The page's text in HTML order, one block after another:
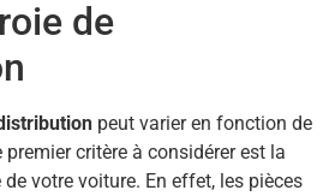
de
peut varier en fonction de
critère à considérer est la
votre voiture. En effet, les pièces